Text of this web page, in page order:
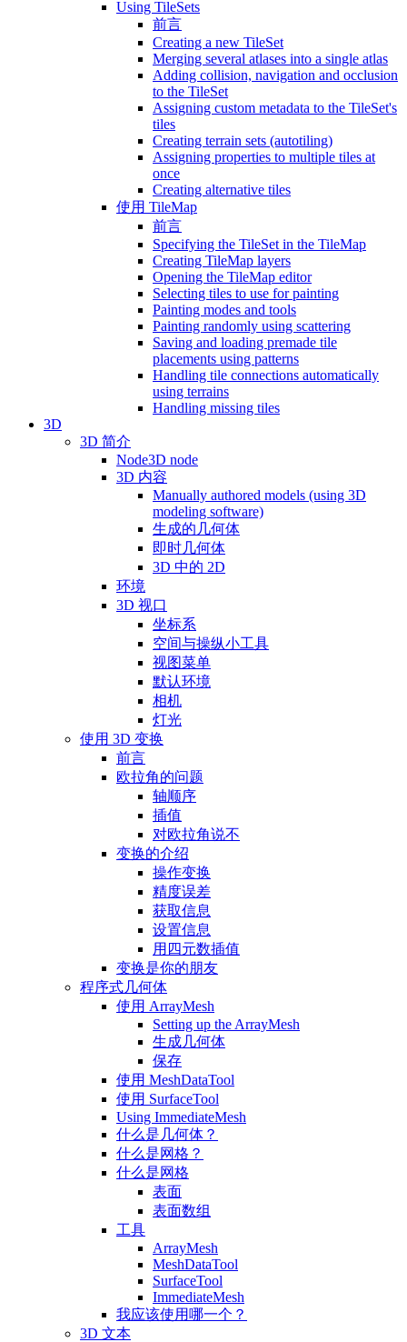
Using TileSets
前言
Creating a new TileSet
Merging several atlases into a single atlas
Adding collision, navigation and occlusion
to the TileSet
Assigning custom metadata to the TileSet's
tiles
Creating terrain sets (autotiling)
Assigning properties to multiple tiles at
once
Creating alternative tiles
使用 TileMap
前言
Specifying the TileSet in the TileMap
Creating TileMap layers
Opening the TileMap editor
Selecting tiles to use for painting
Painting modes and tools
Painting randomly using scattering
Saving and loading premade tile
placements using patterns
Handling tile connections automatically
using terrains
Handling missing tiles
3D
3D 简介
Node3D node
3D 内容
Manually authored models (using 3D
modeling software)
生成的几何体
即时几何体
3D 中的 2D
环境
3D 视口
坐标系
空间与操纵小工具
视图菜单
默认环境
相机
灯光
使用 3D 变换
前言
欧拉角的问题
轴顺序
插值
对欧拉角说不
变换的介绍
操作变换
精度误差
获取信息
设置信息
用四元数插值
变换是你的朋友
程序式几何体
使用 ArrayMesh
Setting up the ArrayMesh
生成几何体
保存
使用 MeshDataTool
使用 SurfaceTool
Using ImmediateMesh
什么是几何体？
什么是网格？
什么是网格
表面
表面数组
工具
ArrayMesh
MeshDataTool
SurfaceTool
ImmediateMesh
我应该使用哪一个？
3D 文本